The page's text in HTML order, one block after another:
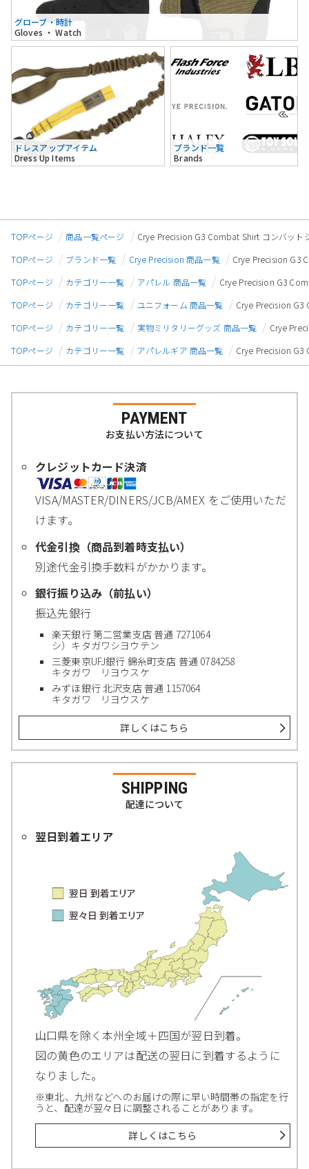
グローブ・時計
Gloves ・ Watch
ドレスアップアイテム
Dress Up Items
ブランド一覧
Brands
TOPページ 商品一覧ページ
Crye Precision G3 Combat Shirt コンバット
TOPページ
ブランド一覧 Crye Precision 商品一覧
Crye Precision G3
TOPページ
カテゴリー一覧 アパレル 商品一覧
Crye Precision G3
TOPページ
カテゴリー一覧 ユニフォーム 商品一覧
Crye Precision G3
TOPページ
カテゴリー一覧 実物ミリタリーグッズ 商品一覧
Crye
TOPページ
カテゴリー一覧 アパレルギア 商品一覧 Crye Precision G3
PAYMENT
お支払い方法について
クレジットカード決済
VISA/MASTER/DINERS/JCB/AMEX をご使用いただ
けます。
代金引換（商品到着時支払い）
別途代金引換手数料がかかります。
銀行振り込み（前払い）
振込先銀行
楽天銀行 第二営業支店 普通 7271064
シ）キタガワシヨウテン
三菱東京UFJ銀行 錦糸町支店 普通 0784258
キタガワ リヨウスケ
みずほ銀行 北沢支店 普通 1157064
キタガワ リヨウスケ
詳しくはこちら
SHIPPING
配達について
翌日到着エリア
山口県を除く本州全域＋四国が翌日到着。
図の黄色のエリアは配送の翌日に到着するように
なりました。
※東北、九州などへのお届けの際に早い時間帯の指定を行
うと、配達が翌々日に調整されることがあります。
詳しくはこちら